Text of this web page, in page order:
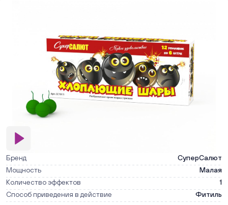
Бренд
СуперСалют
Мощность
Малая
Количество эффектов
1
Способ приведения в действие
Фитиль